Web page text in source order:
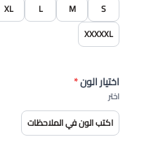
S
M
L
XL
XXXXXL
اختيار الون*
اختر
اكتب الون في الملاحظات